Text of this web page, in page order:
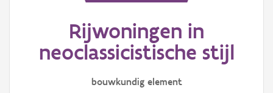
Aanduidingsobject
Rijwoningen in
neoclassicistische stijl
bouwkundig element